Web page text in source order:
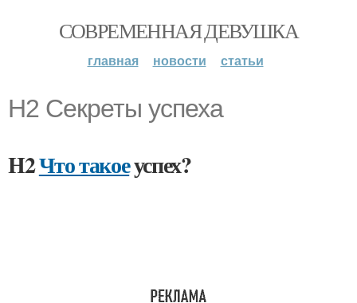
СОВРЕМЕННАЯ ДЕВУШКА
главная новости статьи
H2 Секреты успеха
H2Что такоеуспех?